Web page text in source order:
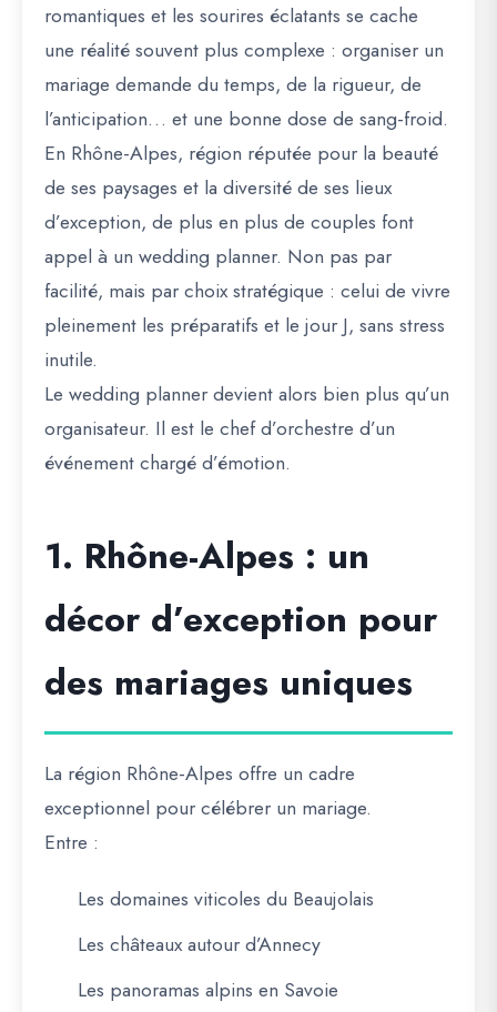
romantiques et les sourires éclatants se cache
une réalité souvent plus complexe : organiser un
mariage demande du temps, de la rigueur, de
l’anticipation… et une bonne dose de sang-froid.
En Rhône-Alpes, région réputée pour la beauté
de ses paysages et la diversité de ses lieux
d’exception, de plus en plus de couples font
appel à un wedding planner. Non pas par
facilité, mais par choix stratégique : celui de vivre
pleinement les préparatifs et le jour J, sans stress
inutile.
Le wedding planner devient alors bien plus qu’un
organisateur. Il est le chef d’orchestre d’un
événement chargé d’émotion.
1. Rhône-Alpes : un
décor d’exception pour
des mariages uniques
La région Rhône-Alpes offre un cadre
exceptionnel pour célébrer un mariage.
Entre :
Les domaines viticoles du Beaujolais
Les châteaux autour d’Annecy
Les panoramas alpins en Savoie